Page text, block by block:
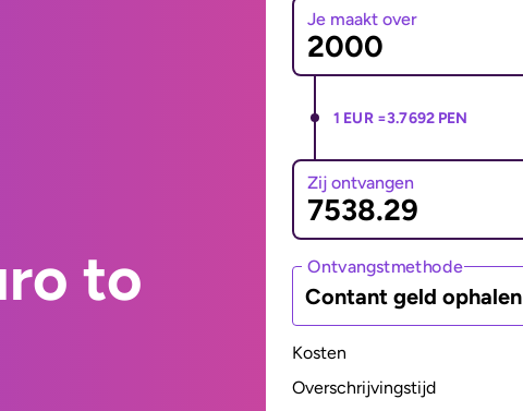
to
Je maakt over
1 EUR =3.7692 PEN
Zij ontvangen
Ontvangstmethode
Contant geld ophalen
Kosten
Overschrijvingstijd